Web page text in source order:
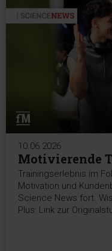
10.06.2026
Motivierende
Trainingserlebnis im
Motivation und
Science News fort.
Plus: Link zur